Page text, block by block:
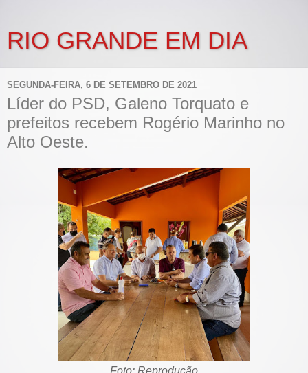
RIO GRANDE EM DIA
SEGUNDA-FEIRA, 6 DE SETEMBRO DE 2021
Líder do PSD, Galeno Torquato e
prefeitos recebem Rogério Marinho no
Alto Oeste.
Foto: Reprodução